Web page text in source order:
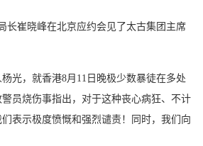
长崔晓峰在北京应约会见了太古集团主席
光，就香港8月11日晚极少数暴徒在多处
员烧伤事指出，对于这种丧心病狂、不计
表示极度愤慨和强烈谴责！同时，我们向